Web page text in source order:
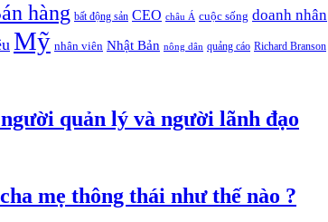
hàng bất động sản CEO châu Á cuộc sống doanh nhân
Mỹ nhân viên Nhật Bản nông dân quảng cáo Richard Branson
quản lý và người lãnh đạo
mẹ thông thái như thế nào ?